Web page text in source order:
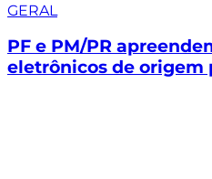
GERAL
PF e PM/PR
eletrônicos de origem